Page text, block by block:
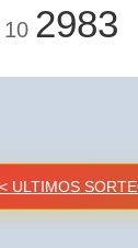
10 2983
ULTIMOS